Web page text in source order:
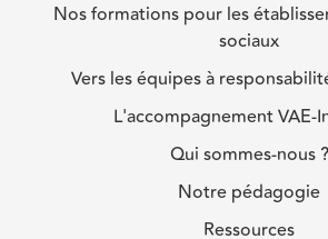
Nos formations pour les
sociaux
Vers les équipes à
L'accompagnement VAE-
Qui sommes-nous ?
Notre pédagogie
Ressources